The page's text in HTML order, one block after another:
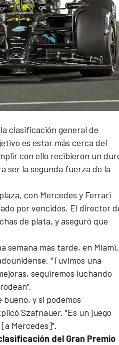
clasificación general de
es estar más cerca del
con ello recibieron un
ser la segunda fuerza de la
con Mercedes y Ferrari
por vencidos. El director
de plata, y aseguró que
semana más tarde, en Miami,
"Tuvimos una
seguiremos luchando
y si podemos
Szafnauer. "Es un juego
Mercedes]".
del Gran Premio